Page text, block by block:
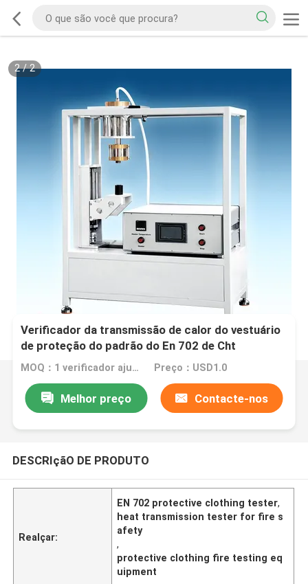
2/2
Verificador da transmissão de calor do vestuário
de proteção do padrão do En 702 de Cht
MOQ：1 verificador ajustado do relé Preço：USD1.0
Melhor preço Contacte-nos
DESCRIçãO DE PRODUTO
Realçar:
EN 702 protective clothing tester,
heat transmission tester for fire s
afety
,
protective clothing fire testing eq
uipment